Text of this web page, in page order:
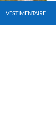
VESTIMENTAIRE